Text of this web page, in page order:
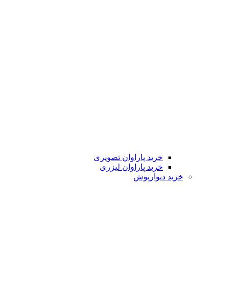
خرید پاراوان تصویری
خرید پاراوان لیزری
خرید دیوارپوش